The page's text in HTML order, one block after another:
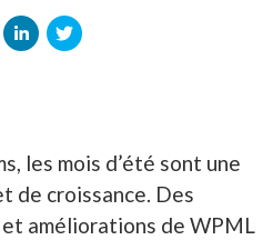
les mois d’été sont une
de croissance. Des
améliorations de WPML